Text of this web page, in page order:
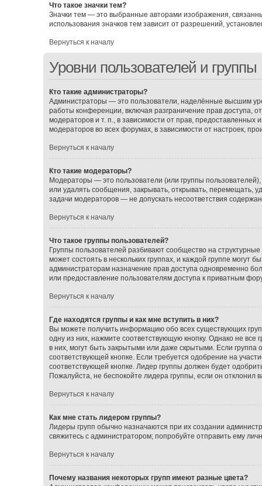
Что такое значки тем?
Значки тем — это выбранные авторами изображения,
использования значков тем зависит от разрешений,
Вернуться к началу
Уровни пользователей и группы
Кто такие администраторы?
Администраторы — это пользователи, наделённые высшим
работы конференции, включая разграничение прав доступа,
модераторов и т. п., в зависимости от прав,
модераторов во всех форумах, в зависимости от настроек,
Вернуться к началу
Кто такие модераторы?
Модераторы — это пользователи (или группы
или удалять сообщения, закрывать, открывать, перемещать,
задачи модераторов — не допускать несоответствия
Вернуться к началу
Что такое группы пользователей?
Группы пользователей разбивают сообщество на
может состоять в нескольких группах, и каждой группе могут
администраторам назначение прав доступа одновременно
или предоставление пользователям доступа к приватным
Вернуться к началу
Где находятся группы и как мне вступить в них?
Вы можете получить информацию обо всех существующих
одну из них, нажмите соответствующую кнопку. Однако не
в них, могут быть закрытыми или даже скрытыми. Если
соответствующей кнопке. Если требуется одобрение на
соответствующей кнопке. Лидер группы должен будет
Пожалуйста, не беспокойте лидера группы, если он отклонил
Вернуться к началу
Как мне стать лидером группы?
Лидеры групп обычно назначаются при их создании
свяжитесь с администратором; попробуйте отправить ему
Вернуться к началу
Почему названия некоторых групп имеют разные цвета?